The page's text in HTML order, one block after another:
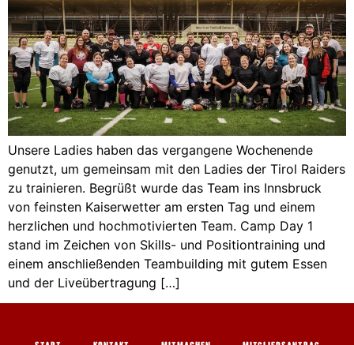
Unsere Ladies haben das vergangene Wochenende
genutzt, um gemeinsam mit den Ladies der Tirol Raiders
zu trainieren. Begrüßt wurde das Team ins Innsbruck
von feinsten Kaiserwetter am ersten Tag und einem
herzlichen und hochmotivierten Team. Camp Day 1
stand im Zeichen von Skills- und Positiontraining und
einem anschließenden Teambuilding mit gutem Essen
und der Liveübertragung […]